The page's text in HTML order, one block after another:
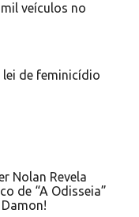
veículos no
de feminicídio
Nolan Revela
de “A Odisseia”